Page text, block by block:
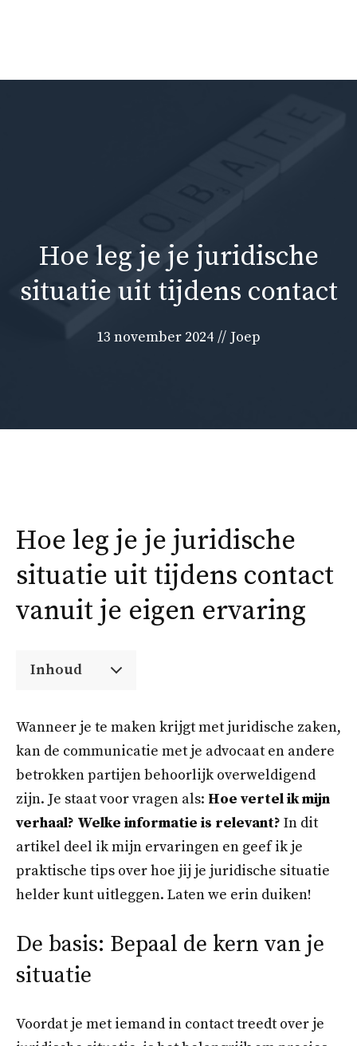
inhoud
Hoe leg je je juridische
situatie uit tijdens contact
13 november 2024 // Joep
Hoe leg je je juridische
situatie uit tijdens contact
vanuit je eigen ervaring
Inhoud
Wanneer je te maken krijgt met juridische zaken,
kan de communicatie met je advocaat en andere
betrokken partijen behoorlijk overweldigend
zijn. Je staat voor vragen als: Hoe vertel ik mijn
verhaal? Welke informatie is relevant? In dit
artikel deel ik mijn ervaringen en geef ik je
praktische tips over hoe jij je juridische situatie
helder kunt uitleggen. Laten we erin duiken!
De basis: Bepaal de kern van je
situatie
Voordat je met iemand in contact treedt over je